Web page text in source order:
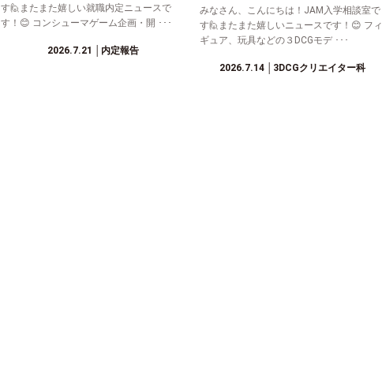
す🙋またまた嬉しい就職内定ニュースで
す！😊 コンシューマゲーム企画・開 ･･･
2026.7.21 │内定報告
みなさん、こんにちは！JAM入学相談室で
す🙋またまた嬉しいニュースです！😊 フィ
ギュア、玩具などの３DCGモデ ･･･
2026.7.14│3DCGクリエイター科